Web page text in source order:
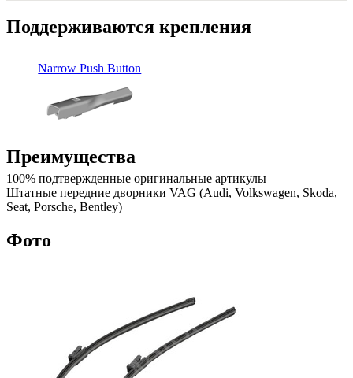
Поддерживаются крепления
Narrow Push Button
Преимущества
100% подтвержденные оригинальные артикулы
Штатные передние дворники VAG (Audi, Volkswagen, Skoda,
Seat, Porsche, Bentley)
Фото